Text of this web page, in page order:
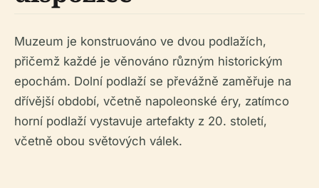
Muzeum je konstruováno ve dvou podlažích,
přičemž každé je věnováno různým historickým
epochám. Dolní podlaží se převážně zaměřuje na
dřívější období, včetně napoleonské éry, zatímco
horní podlaží vystavuje artefakty z 20. století,
včetně obou světových válek.